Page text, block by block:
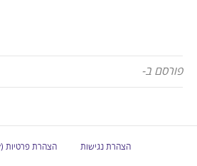
פורסם ב-
הצהרת נגישות הצהרת פרטיות (Privacy Policy)